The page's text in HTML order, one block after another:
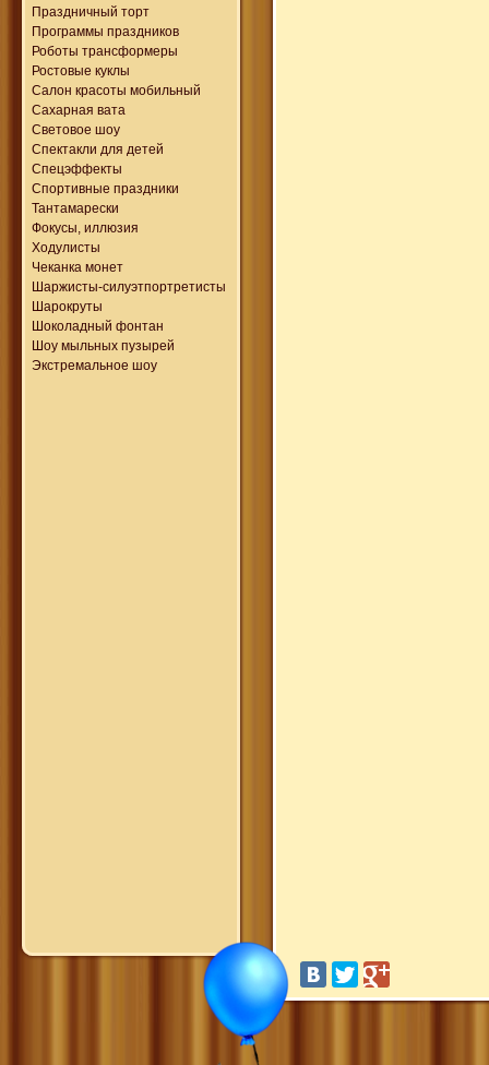
Праздничный торт
Программы праздников
Роботы трансформеры
Ростовые куклы
Салон красоты мобильный
Сахарная вата
Световое шоу
Спектакли для детей
Спецэффекты
Спортивные праздники
Тантамарески
Фокусы, иллюзия
Ходулисты
Чеканка монет
Шаржисты-силуэтпортретисты
Шарокруты
Шоколадный фонтан
Шоу мыльных пузырей
Экстремальное шоу